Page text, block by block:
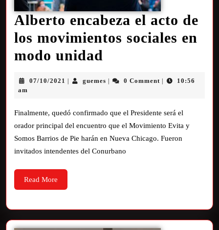
Alberto encabeza el acto de
los movimientos sociales en
modo unidad
07/10/2021 guemes 0 Comment
10:56
am
Finalmente, quedó confirmado que el Presidente será el
orador principal del encuentro que el Movimiento Evita y
Somos Barrios de Pie harán en Nueva Chicago. Fueron
invitados intendentes del Conurbano
Read More